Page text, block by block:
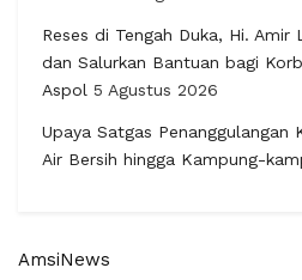
Reses di Tengah Duka, Hi. Amir
dan Salurkan Bantuan bagi
Aspol 5 Agustus 2026
Upaya Satgas Penanggulangan
Air Bersih hingga Kampung-
AmsiNews